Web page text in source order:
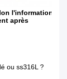
l'information
après
ou ss316L ?